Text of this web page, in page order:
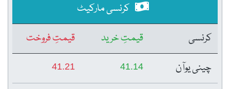
کرنسی مارکیٹ
کرنسی
قیمتِ خرید
قیمتِ فروخت
چینی یوآن
41.14
41.21